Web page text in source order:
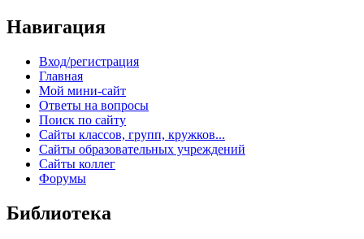
Навигация
Вход/регистрация
Главная
Мой мини-сайт
Ответы на вопросы
Поиск по сайту
Сайты классов, групп, кружков...
Сайты образовательных учреждений
Сайты коллег
Форумы
Библиотека